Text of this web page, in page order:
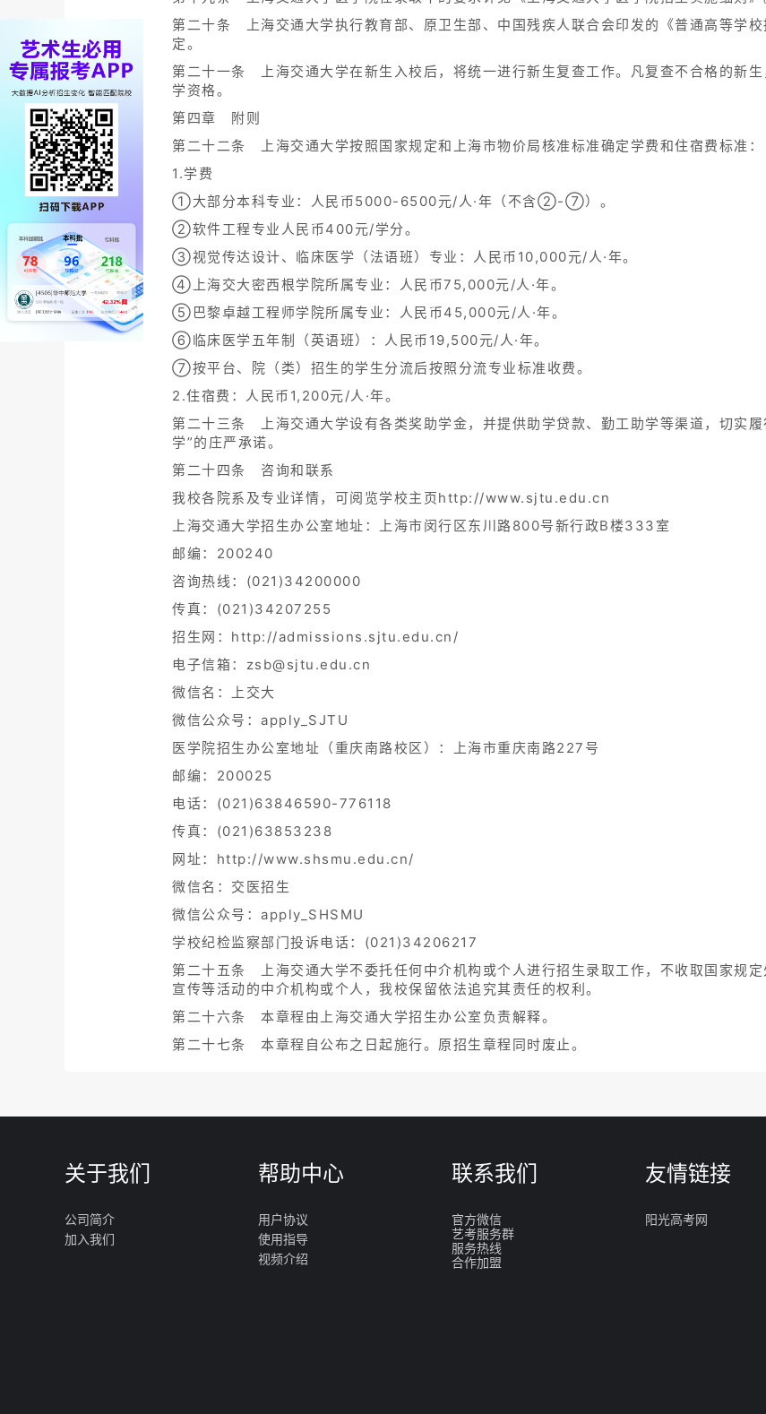
第二十条 上海交通大学执行教育部、原卫生部、中国残疾人联合会印发的《普通高等学
定。
第二十一条 上海交通大学在新生入校后，将统一进行新生复查工作。凡复查不合格的新
学资格。
第四章 附则
第二十二条 上海交通大学按照国家规定和上海市物价局核准标准确定学费和住宿费标准：
1.学费
①大部分本科专业：人民币5000-6500元/人·年（不含②-⑦）。
②软件工程专业人民币400元/学分。
③视觉传达设计、临床医学（法语班）专业：人民币10,000元/人·年。
④上海交大密西根学院所属专业：人民币75,000元/人·年。
⑤巴黎卓越工程师学院所属专业：人民币45,000元/人·年。
⑥临床医学五年制（英语班）：人民币19,500元/人·年。
⑦按平台、院（类）招生的学生分流后按照分流专业标准收费。
2.住宿费：人民币1,200元/人·年。
第二十三条 上海交通大学设有各类奖助学金，并提供助学贷款、勤工助学等渠道，切实
学”的庄严承诺。
第二十四条 咨询和联系
我校各院系及专业详情，可阅览学校主页http://www.sjtu.edu.cn
上海交通大学招生办公室地址：上海市闵行区东川路800号新行政B楼333室
邮编：200240
咨询热线：(021)34200000
传真：(021)34207255
招生网：http://admissions.sjtu.edu.cn/
电子信箱：zsb@sjtu.edu.cn
微信名：上交大
微信公众号：apply_SJTU
医学院招生办公室地址（重庆南路校区）：上海市重庆南路227号
邮编：200025
电话：(021)63846590-776118
传真：(021)63853238
网址：http://www.shsmu.edu.cn/
微信名：交医招生
微信公众号：apply_SHSMU
学校纪检监察部门投诉电话：(021)34206217
第二十五条 上海交通大学不委托任何中介机构或个人进行招生录取工作，不收取国家规
宣传等活动的中介机构或个人，我校保留依法追究其责任的权利。
第二十六条 本章程由上海交通大学招生办公室负责解释。
第二十七条 本章程自公布之日起施行。原招生章程同时废止。
关于我们
公司简介
加入我们
帮助中心
用户协议
使用指导
视频介绍
联系我们
官方微信
艺考服务群
服务热线
合作加盟
友情链接
阳光高考网